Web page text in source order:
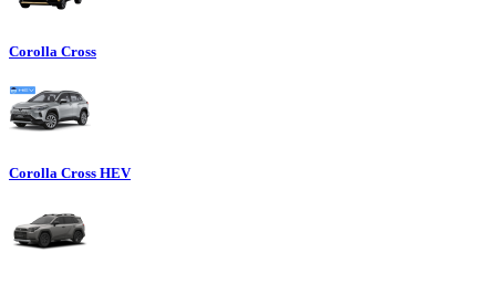
Corolla Cross
Corolla Cross HEV